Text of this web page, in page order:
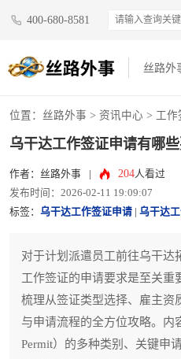
400-680-8581
丝路外
位置： 丝路外事 > 资讯中心 > 工作
乌干达工作签证申请有哪
作者：丝路外事 204人看过
发布时间：2026-02-11 19:09:07
标签： 乌干达工作签证申请 乌干达
对于计划派遣员工前往乌干达
工作签证的申请要求是至关重
梳理从签证类型选择、雇主资
与申请流程的全方位攻略。内
Permit）的多种类别、关键申